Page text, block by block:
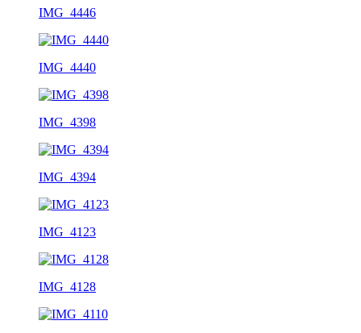
IMG_4446
IMG_4440
IMG_4398
IMG_4394
IMG_4123
IMG_4128